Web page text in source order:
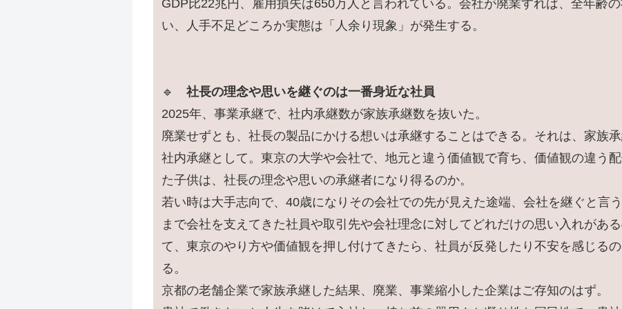
GDP比22兆円、雇用損失は650万人と言われている。会社が廃業すれば、全年齢
い、人手不足どころか実態は「人余り現象」が発生する。
🔹 社長の理念や思いを継ぐのは一番身近な社員
2025年、事業承継で、社内承継数が家族承継数を抜いた。
廃業せずとも、社長の製品にかける想いは承継することはできる。それは、家族承
社内承継として。東京の大学や会社で、地元と違う価値観で育ち、価値観の違う
た子供は、社長の理念や思いの承継者になり得るのか。
若い時は大手志向で、40歳になりその会社での先が見えた途端、会社を継ぐと言
まで会社を支えてきた社員や取引先や会社理念に対してどれだけの思い入れがあ
て、東京のやり方や価値観を押し付けてきたら、社員が反発したり不安を感じる
る。
京都の老舗企業で家族承継した結果、廃業、事業縮小した企業はご存知のはず。